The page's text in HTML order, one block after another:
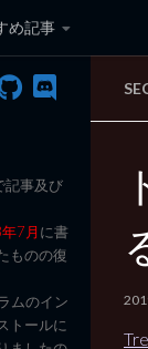
め記事
ュー
記事及び
7月に書
ものの復
ムのイン
トールに